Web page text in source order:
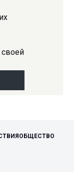
ОБЩЕСТВО